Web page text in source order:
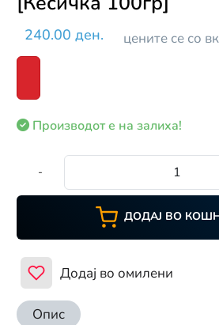
240.00 ден. цените се со
Производот е на залиха!
-
ДОДАЈ ВО
Додај во омилени
Опис